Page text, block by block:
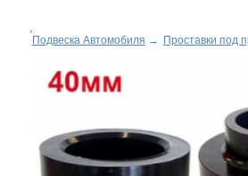
Подвеска Автомобиля → Проставки под